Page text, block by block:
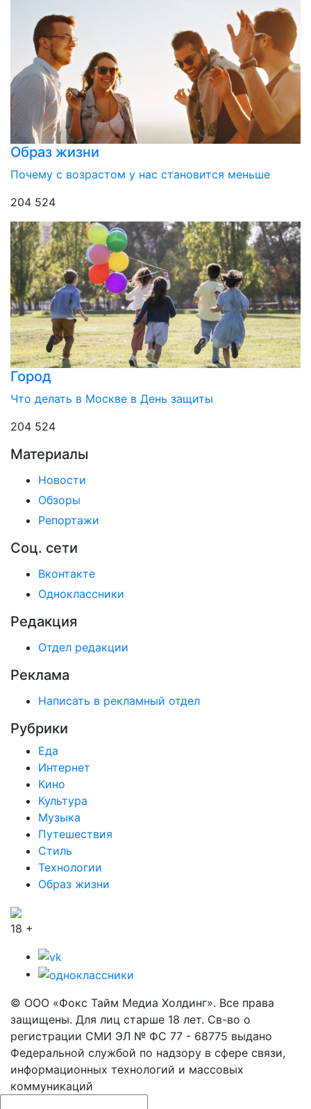
Образ жизни
Почему с возрастом у нас становится меньше
204 524
Город
Что делать в Москве в День защиты
204 524
Материалы
Новости
Обзоры
Репортажи
Соц. сети
Вконтакте
Одноклассники
Редакция
Отдел редакции
Реклама
Написать в рекламный отдел
Рубрики
Еда
Интернет
Кино
Культура
Музыка
Путешествия
Стиль
Технологии
Образ жизни
18 +
© ООО «Фокс Тайм Медиа Холдинг». Все права
защищены. Для лиц старше 18 лет. Св-во о
регистрации СМИ ЭЛ № ФС 77 - 68775 выдано
Федеральной службой по надзору в сфере связи,
информационных технологий и массовых
коммуникаций